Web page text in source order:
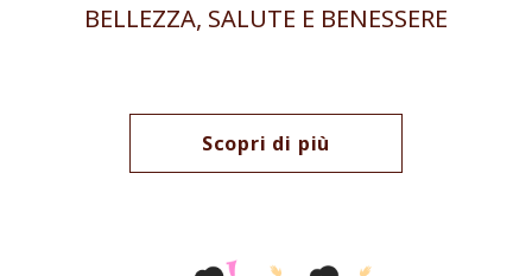
BELLEZZA, SALUTE E BENESSERE
Scopri di più